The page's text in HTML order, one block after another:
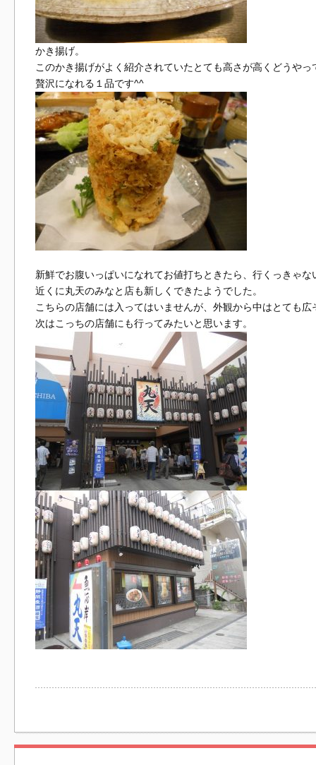
かき揚げ。
このかき揚げがよく紹介されていたとても高さが高くどうや
贅沢になれる１品です^^
新鮮でお腹いっぱいになれてお値打ちときたら、行くっきゃな
近くに丸天のみなと店も新しくできたようでした。
こちらの店舗には入ってはいませんが、外観から中はとても広
次はこっちの店舗にも行ってみたいと思います。